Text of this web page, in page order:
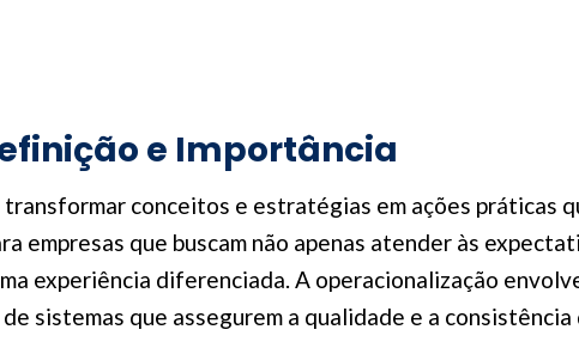
e Importância
conceitos e estratégias em ações práticas
empresas que buscam não apenas atender às
experiência diferenciada. A operacionalização
sistemas que assegurem a qualidade e a